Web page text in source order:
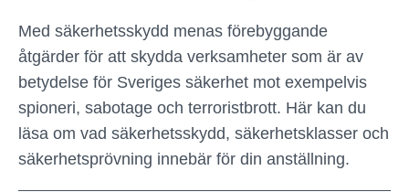
Med säkerhetsskydd menas förebyggande
åtgärder för att skydda verksamheter som är av
betydelse för Sveriges säkerhet mot exempelvis
spioneri, sabotage och terroristbrott. Här kan du
läsa om vad säkerhetsskydd, säkerhetsklasser och
säkerhetsprövning innebär för din anställning.